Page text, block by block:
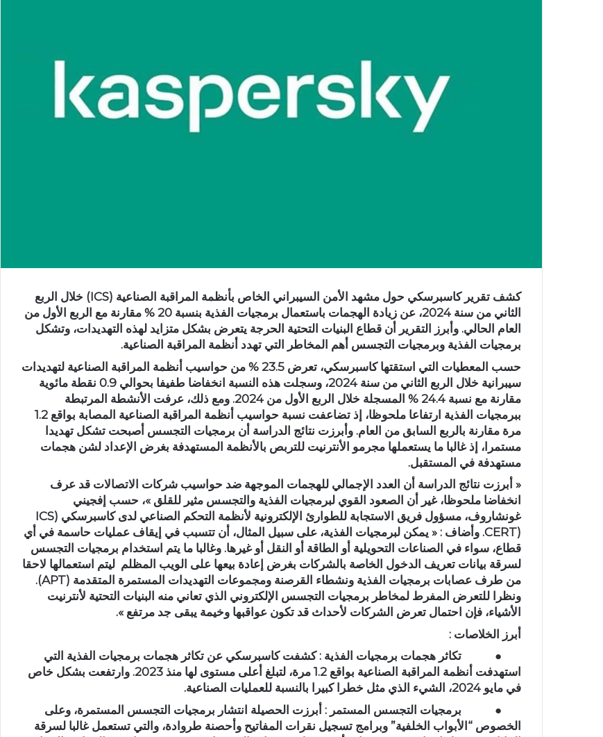
كشف تقرير كاسبرسكي حول مشهد الأمن السيبراني الخاص بأنظمة المراقبة الصناعية (ICS) خلال الربع
الثاني من سنة 2024، عن زيادة الهجمات باستعمال برمجيات الفذية بنسبة 20 % مقارنة مع الربع الأول من
العام الحالي. وأبرز التقرير أن قطاع البنيات التحتية الحرجة يتعرض بشكل متزايد لهذه التهديدات، وتشكل
برمجيات الفذية وبرمجيات التجسس أهم المخاطر التي تهدد أنظمة المراقبة الصناعية.
حسب المعطيات التي استقتها كاسبرسكي، تعرض 23.5 % من حواسيب أنظمة المراقبة الصناعية لتهديدات
سيبرانية خلال الربع الثاني من سنة 2024، وسجلت هذه النسبة انخفاضا طفيفا بحوالي 0.9 نقطة مائوية
مقارنة مع نسبة 24.4 % المسجلة خلال الربع الأول من 2024. ومع ذلك، عرفت الأنشطة المرتبطة
ببرمجيات الفذية ارتفاعا ملحوظا، إذ تضاعفت نسبة حواسيب أنظمة المراقبة الصناعية المصابة بواقع 1.2
مرة مقارنة بالربع السابق من العام. وأبرزت نتائج الدراسة أن برمجيات التجسس أصبحت تشكل تهديدا
مستمرا، إذ غالبا ما يستعملها مجرمو الأنترنيت للتربص بالأنظمة المستهدفة بغرض الإعداد لشن هجمات
مستهدفة في المستقبل.
« أبرزت نتائج الدراسة أن العدد الإجمالي للهجمات الموجهة ضد حواسيب شركات الاتصالات قد عرف
انخفاضا ملحوظا، غير أن الصعود القوي لبرمجيات الفذية والتجسس مثير للقلق »، حسب إفجيني
غونشاروف، مسؤول فريق الاستجابة للطوارئ الإلكترونية لأنظمة التحكم الصناعي لدى كاسبرسكي (ICS
CERT). وأضاف : « يمكن لبرمجيات الفذية، على سبيل المثال، أن تتسبب في إيقاف عمليات حاسمة في أي
قطاع، سواء في الصناعات التحويلية أو الطاقة أو النقل أو غيرها. وغالبا ما يتم استخدام برمجيات التجسس
لسرقة بيانات تعريف الدخول الخاصة بالشركات بغرض إعادة بيعها على الويب المظلم ليتم استعمالها لاحقا
من طرف عصابات برمجيات الفذية ونشطاء القرصنة ومجموعات التهديدات المستمرة المتقدمة (APT
).
ونظرا للتعرض المفرط لمخاطر برمجيات التجسس الإلكتروني الذي تعاني منه البنيات التحتية لأنترنيت
الأشياء، فإن احتمال تعرض الشركات لأحداث قد تكون عواقبها وخيمة يبقى جد مرتفع ».
أبرز الخلاصات :
● تكاثر هجمات برمجيات الفذية :كشفت كاسبرسكي عن تكاثر هجمات برمجيات الفذية التي
استهدفت أنظمة المراقبة الصناعية بواقع 1.2 مرة، لتبلغ أعلى مستوى لها منذ 2023. وارتفعت بشكل خاص
في مايو 2024، الشيء الذي مثل خطرا كبيرا بالنسبة للعمليات الصناعية.
● برمجيات التجسس المستمر : أبرزت الحصيلة انتشار برمجيات التجسس المستمرة، وعلى
الخصوص “الأبواب الخلفية” وبرامج تسجيل نقرات المفاتيح وأحصنة طروادة، والتي تستعمل غالبا لسرقة